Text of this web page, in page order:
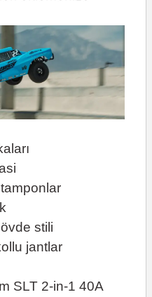
stili
jantlar
SLT 2-in-1 40A